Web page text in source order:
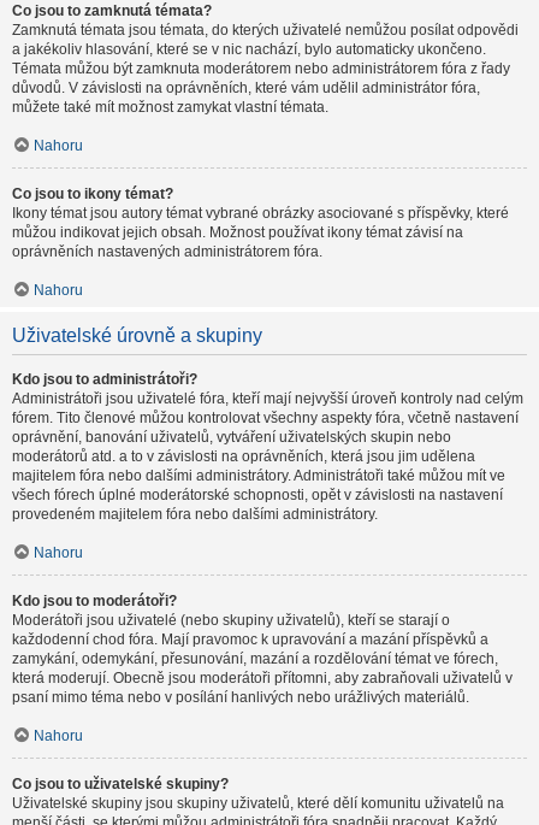
Co jsou to zamknutá témata?
Zamknutá témata jsou témata, do kterých uživatelé nemůžou posílat odpovědi
a jakékoliv hlasování, které se v nic nachází, bylo automaticky ukončeno.
Témata můžou být zamknuta moderátorem nebo administrátorem fóra z řady
důvodů. V závislosti na oprávněních, které vám udělil administrátor fóra,
můžete také mít možnost zamykat vlastní témata.
Nahoru
Co jsou to ikony témat?
Ikony témat jsou autory témat vybrané obrázky asociované s příspěvky, které
můžou indikovat jejich obsah. Možnost používat ikony témat závisí na
oprávněních nastavených administrátorem fóra.
Nahoru
Uživatelské úrovně a skupiny
Kdo jsou to administrátoři?
Administrátoři jsou uživatelé fóra, kteří mají nejvyšší úroveň kontroly nad celým
fórem. Tito členové můžou kontrolovat všechny aspekty fóra, včetně nastavení
oprávnění, banování uživatelů, vytváření uživatelských skupin nebo
moderátorů atd. a to v závislosti na oprávněních, která jsou jim udělena
majitelem fóra nebo dalšími administrátory. Administrátoři také můžou mít ve
všech fórech úplné moderátorské schopnosti, opět v závislosti na nastavení
provedeném majitelem fóra nebo dalšími administrátory.
Nahoru
Kdo jsou to moderátoři?
Moderátoři jsou uživatelé (nebo skupiny uživatelů), kteří se starají o
každodenní chod fóra. Mají pravomoc k upravování a mazání příspěvků a
zamykání, odemykání, přesunování, mazání a rozdělování témat ve fórech,
která moderují. Obecně jsou moderátoři přítomni, aby zabraňovali uživatelů v
psaní mimo téma nebo v posílání hanlivých nebo urážlivých materiálů.
Nahoru
Co jsou to uživatelské skupiny?
Uživatelské skupiny jsou skupiny uživatelů, které dělí komunitu uživatelů na